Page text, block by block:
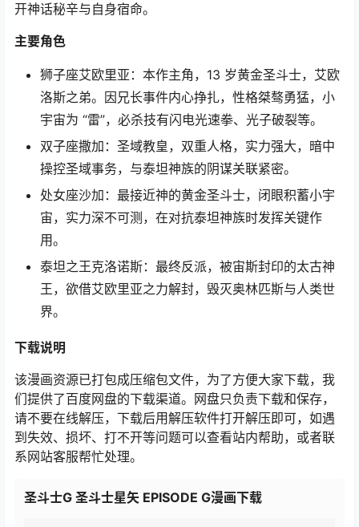
开神话秘辛与自身宿命。
主要角色
狮子座艾欧里亚：本作主角，13 岁黄金圣斗士，艾欧
洛斯之弟。因兄长事件内心挣扎，性格桀骜勇猛，小
宇宙为 “雷”，必杀技有闪电光速拳、光子破裂等。
双子座撒加：圣域教皇，双重人格，实力强大，暗中
操控圣域事务，与泰坦神族的阴谋关联紧密。
处女座沙加：最接近神的黄金圣斗士，闭眼积蓄小宇
宙，实力深不可测，在对抗泰坦神族时发挥关键作
用。
泰坦之王克洛诺斯：最终反派，被宙斯封印的太古神
王，欲借艾欧里亚之力解封，毁灭奥林匹斯与人类世
界。
下载说明
该漫画资源已打包成压缩包文件，为了方便大家下载，我
们提供了百度网盘的下载渠道。网盘只负责下载和保存，
请不要在线解压，下载后用解压软件打开解压即可，如遇
到失效、损坏、打不开等问题可以查看站内帮助，或者联
系网站客服帮忙处理。
圣斗士G 圣斗士星矢 EPISODE G漫画下载